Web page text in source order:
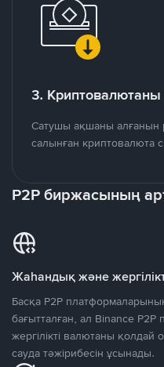
3. Криптовалютаны
Сатушы ақшаны алғанын
салынған криптовалюта
P2P биржасының
Жаһандық және
Басқа P2P
бағытталған, ал Binance
жергілікті валютаны
сауда тәжірибесін ұсынады.